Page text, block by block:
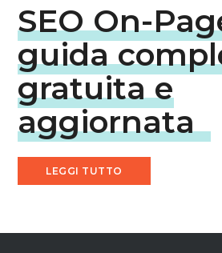
SEO On-
guida
gratuita e
aggiornata
LEGGI TUTTO